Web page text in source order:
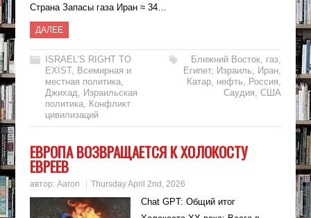
Страна Запасы газа Иран ≈ 34…
ДАЛЕЕ
ISRAEL'S RIGHT TO
EXIST, Всемирная и
местная политика,
Джихад, Израильская
политика, Конфликт
цивилизаций
Ближний Восток, газ,
Египет, Израиль, Иран,
Катар, нефть, Россия,
Саудия,США
ЕВРОПА ВОЗВРАЩАЕТСЯ К ХОЛОКОСТУ
ЕВРЕЕВ
автор: Aaron Thursday April 2nd, 2026
Chat GPT: Общий итог